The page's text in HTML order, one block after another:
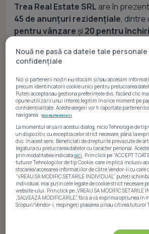
Trea Real Estate SRL are în
45 de anunțuri rezidențiale, dintre
pentru vânzare și 20 pentru
majoritatea sunt apartamente, iar
prețuri pentru vânzare între
pentru închiriere între425 Euroși
Rezidențial
Vânzări
Nouă ne pasă ca datele tale personale
confidențiale
Noi și partenerii noștri692 stocăm și/sau accesăm
precum identificatorii cookie unici pentru prelucrarea
Puteți accepta sau gestiona preferințele dvs. făcând clic
opune utilizării unui interes legitim în orice moment pe
confidențialitate. Aceste alegeri vor fi raportate
navigarea.
Mai multe detalii
La momentul afișării acestui dialog, nicio Tehnologie de tip
un dispozitiv, cu exceptia celor strict necesare, până la
dvs. în acest sens. Beneficiati de drepturile prevazute de
legatura cu prelucrarea datelor cu caracter personal.
prin modalitatea indicataaici. Prin click pe “ACCEPT
tuturor Tehnologiilor de tip Cookie, care implică inclusiv
stocarea/accesarea informațiilor de către Vendor-ii cu care
“VREAU SA MODIFIC SETARILE INDIVIDUAL” puteți
individual, mai puțin cele legate de cookie strict necesare
website-ului. Prin click pe „VREAU SA MODIFIC SETARILE
„SALVEAZĂ MODIFICĂRILE”, fără a vă exprima opțiunea în
Scopuri/Vendor-i, respingeți plasarea și/sau citirea tuturor
Atât noi, cât și partenerii noștri